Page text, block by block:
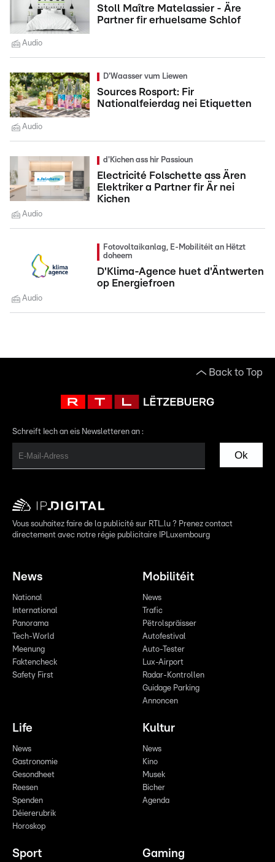
Stoll Maître Matelassier - Äre
Partner fir erhuelsame Schlof
Audio
D'Waasser vum Liewen
Sources Rosport: Fir
Nationalfeierdag nei Etiquetten
Audio
d'Kichen ass hir Passioun
Electricité Folschette ass Ären
Elektriker a Partner fir Är nei
Kichen
Audio
Fotovoltaikanlag, E-Mobilitéit an Hëtzt
doheem
D'Klima-Agence huet d'Äntwerten
op Energiefroen
Audio
Back to Top
Schreift Iech an eis Newsletteren an :
Ok
Vous souhaitez faire de la publicité sur RTL.lu ? Prenez contact
directement avec notre régie publicitaire IPLuxembourg
News
National
International
Panorama
Tech-World
Meenung
Faktencheck
Safety First
Mobilitéit
News
Trafic
Pëtrolspräisser
Autofestival
Auto-Tester
Lux-Airport
Radar-Kontrollen
Guidage Parking
Annoncen
Life
News
Gastronomie
Gesondheet
Reesen
Spenden
Déiererubrik
Horoskop
Kultur
News
Kino
Musek
Bicher
Agenda
Sport Gaming